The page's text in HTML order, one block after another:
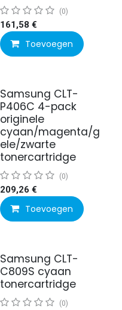
(0)
161,58 €
Toevoegen
Samsung CLT-
P406C 4-pack
originele
cyaan/magenta/g
ele/zwarte
tonercartridge
(0)
209,26 €
Toevoegen
Samsung CLT-
C809S cyaan
tonercartridge
(0)